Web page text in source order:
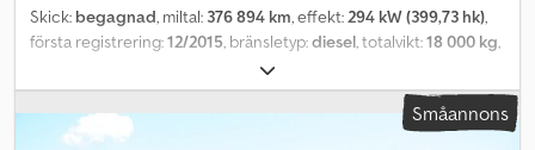
Skick: begagnad, miltal: 376 894 km, effekt:294 kW (399,73 hk),
första registrering:12/2015, bränsletyp:diesel, totalvikt:18 000 kg,
, bromsar:
automatisk, emissionsklass:Euro 6, Utrustning:
luftkonditionering, navigationssystem
, ===== SVENSKA =====
Besök vår webbplats, där du hittar vårt kompletta fordonslager
Småannons